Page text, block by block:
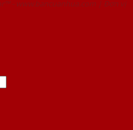
- www.bancuanhua.com | Đơn vị